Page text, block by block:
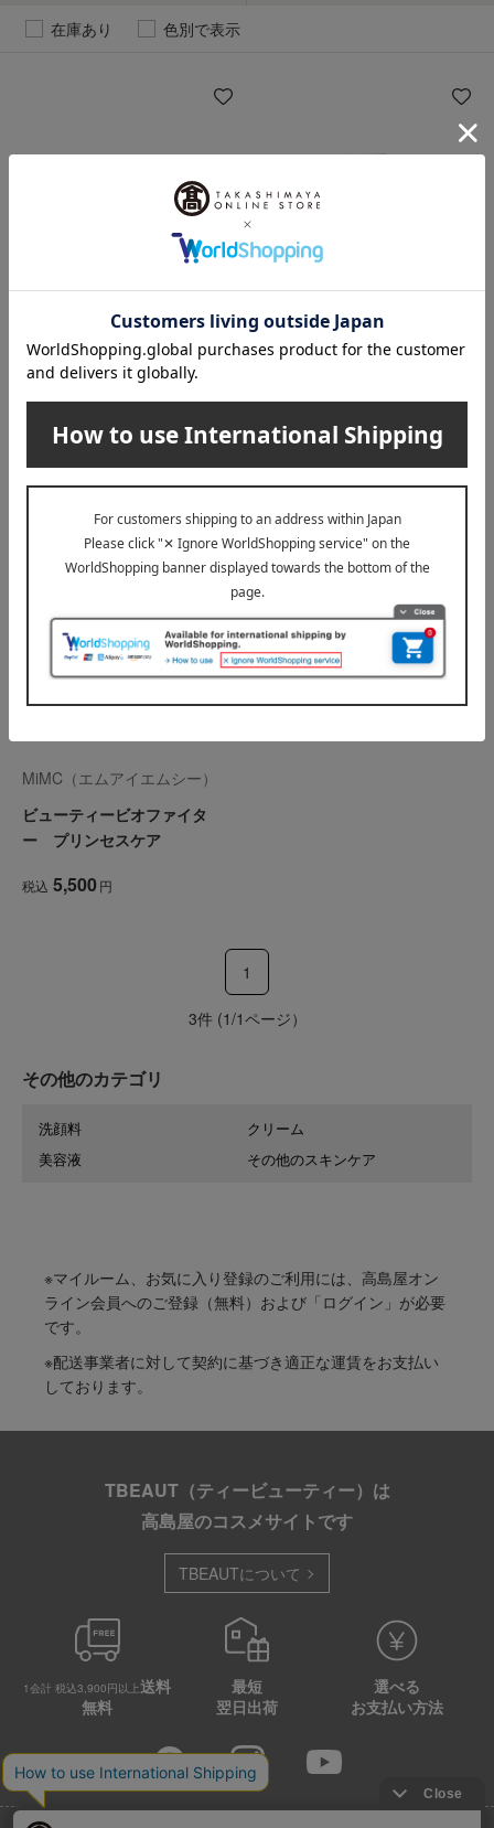
在庫あり 色別で表示
MiMC（エムアイエムシー）
税込 4,950円
MiMC（エムアイエムシー）
税込 4,070円
MiMC（エムアイエムシー）
ビューティービオファイタ
ー プリンセスケア
税込 5,500円
1
3件 (1/1ページ）
その他のカテゴリ
洗顔料
クリーム
美容液
その他のスキンケア
※マイルーム、お気に入り登録のご利用には、高島屋オン
ライン会員へのご登録（無料）および「ログイン」が必要
です。
※配送事業者に対して契約に基づき適正な運賃をお支払い
しております。
TBEAUT（ティービューティー）は
高島屋のコスメサイトです
TBEAUTについて
1会計 税込3,900円以上送料
無料
最短
翌日出荷
選べる
お支払い方法